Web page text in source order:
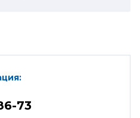
73